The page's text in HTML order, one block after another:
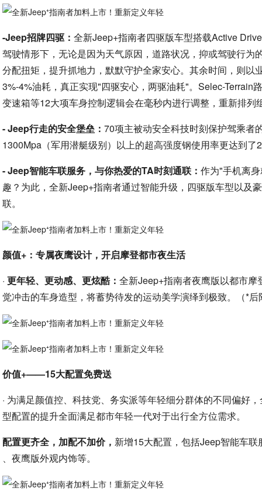
-Jeep招牌四驱：全新Jeep+指南者四驱版车型搭载Active
驾驶情形下，无论是因为天气原因，道路状况，抑或驾驶行
分配扭矩，提升抓地力，默默守护全家安心。其余时间，则
3%-4%油耗，真正实现"四驱安心，两驱油耗"。Selec-
变速箱等12大项车身控制逻辑会在毫秒内进行调整，重新排
- Jeep行走的安全堡垒：70项主被动安全科技时刻保护驾乘者
1300Mpa（军用潜艇级别）以上的超高强度钢使用率更达到
- Jeep智能车联服务，与你热爱的TA时刻通联：作为"手机离
趣？为此，全新Jeep+指南者通过智能升级，四驱版车型以及
联。
颜值+：专属夜鹰设计，开启摩登都市夜生活
·更年轻、更动感、更炫酷：全新Jeep+指南者夜鹰版以都市
觉冲击的车身造型，将蓄势待发的运动美学演绎到极致。（*
价值+——15大配置免费送
· 为满足颜值控、科技党、务实派等年轻细分群体的不同偏好
型配置的提升全面满足都市年轻一代对于出行全方位需求。
配置更齐全，加配不加价， 新增15大配置，包括Jeep智能车
、夜鹰版外观内饰等。